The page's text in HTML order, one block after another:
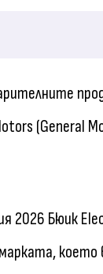
(General
2026 Бюик
което